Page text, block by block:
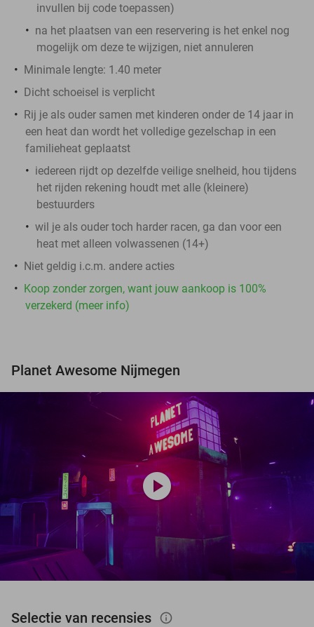
invullen bij code toepassen)
na het plaatsen van een reservering is het enkel nog
mogelijk om deze te wijzigen, niet annuleren
Minimale lengte: 1.40 meter
Dicht schoeisel is verplicht
Rij je als ouder samen met kinderen onder de 14 jaar in
een heat dan wordt het volledige gezelschap in een
familieheat geplaatst
iedereen rijdt op dezelfde veilige snelheid, hou tijdens
het rijden rekening houdt met alle (kleinere)
bestuurders
wil je als ouder toch harder racen, ga dan voor een
heat met alleen volwassenen (14+)
Niet geldig i.c.m. andere acties
Koop zonder zorgen, want jouw aankoop is 100%
verzekerd (meer info)
Planet Awesome Nijmegen
play_circle
Selectie van recensies info_outlined